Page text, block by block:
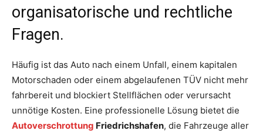
organisatorische und rechtliche
Fragen.
Häufig ist das Auto nach einem Unfall, einem kapitalen
Motorschaden oder einem abgelaufenen TÜV nicht mehr
fahrbereit und blockiert Stellflächen oder verursacht
unnötige Kosten. Eine professionelle Lösung bietet die
Autoverschrottung Friedrichshafen, die Fahrzeuge aller